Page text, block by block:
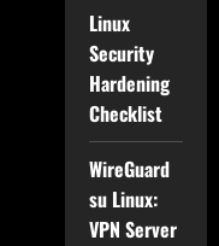
Linux
Security
Hardening
Checklist
WireGuard
su Linux:
VPN Server